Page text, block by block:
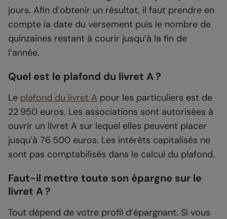
jours. Afin d’obtenir un résultat, il faut prendre en
compte la date du versement puis le nombre de
quinzaines restant à courir jusqu’à la fin de
l’année.
Quel est le plafond du livret A ?
Le plafond du livret A pour les particuliers est de
22 950 euros. Les associations sont autorisées à
ouvrir un livret A sur lequel elles peuvent placer
jusqu’à 76 500 euros. Les intérêts capitalisés ne
sont pas comptabilisés dans le calcul du plafond.
Faut-il mettre toute son épargne sur le
livret A ?
Tout dépend de votre profil d’épargnant. Si vous